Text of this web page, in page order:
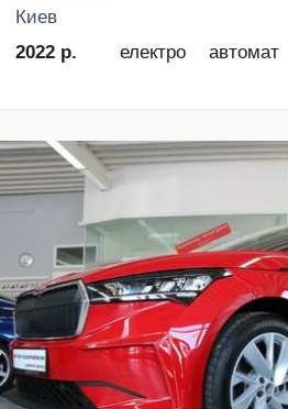
Киев
2022 р.
електро автомат